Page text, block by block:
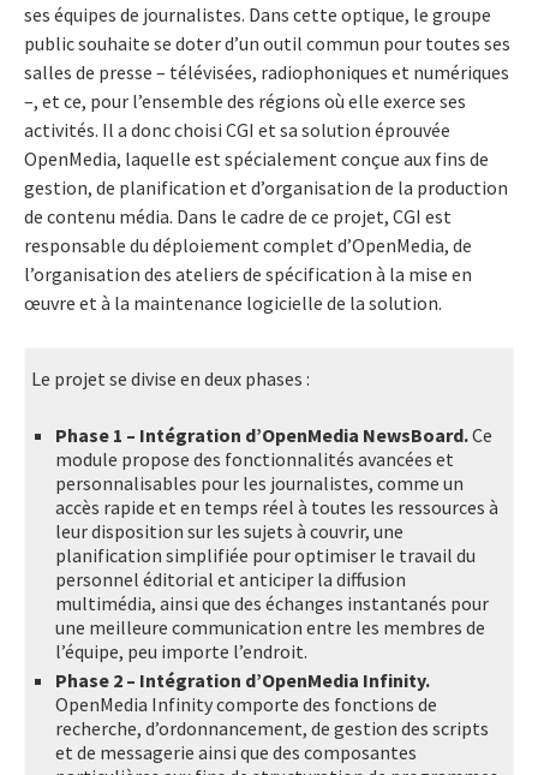
ses équipes de journalistes. Dans cette optique, le groupe
public souhaite se doter d’un outil commun pour toutes ses
salles de presse – télévisées, radiophoniques et numériques
–, et ce, pour l’ensemble des régions où elle exerce ses
activités. Il a donc choisi CGI et sa solution éprouvée
OpenMedia, laquelle est spécialement conçue aux fins de
gestion, de planification et d’organisation de la production
de contenu média. Dans le cadre de ce projet, CGI est
responsable du déploiement complet d’OpenMedia, de
l’organisation des ateliers de spécification à la mise en
œuvre et à la maintenance logicielle de la solution.
Le projet se divise en deux phases :
Phase 1 – Intégration d’OpenMedia NewsBoard.Ce
module propose des fonctionnalités avancées et
personnalisables pour les journalistes, comme un
accès rapide et en temps réel à toutes les ressources à
leur disposition sur les sujets à couvrir, une
planification simplifiée pour optimiser le travail du
personnel éditorial et anticiper la diffusion
multimédia, ainsi que des échanges instantanés pour
une meilleure communication entre les membres de
l’équipe, peu importe l’endroit.
Phase 2 – Intégration d’OpenMedia Infinity.
OpenMedia Infinity comporte des fonctions de
recherche, d’ordonnancement, de gestion des scripts
et de messagerie ainsi que des composantes